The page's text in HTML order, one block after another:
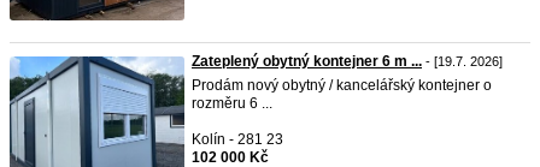
Zateplený obytný kontejner 6 m ... - [19.7. 2026]
Prodám nový obytný / kancelářský kontejner o
rozměru 6 ...
Kolín - 281 23
102 000 Kč